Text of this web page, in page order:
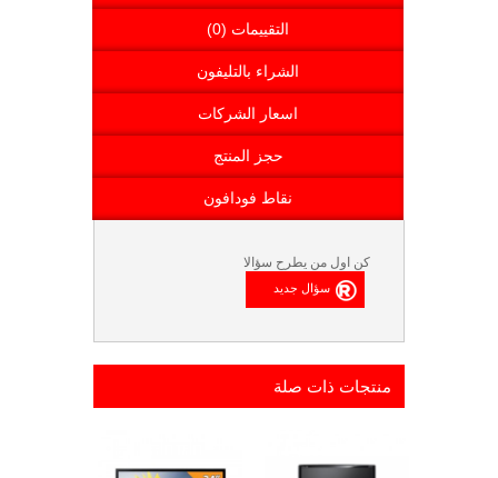
التقييمات (0)
الشراء بالتليفون
اسعار الشركات
حجز المنتج
نقاط فودافون
كن اول من يطرح سؤالا
منتجات ذات صلة